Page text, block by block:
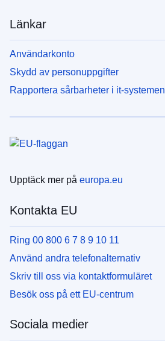
Länkar
Användarkonto
Skydd av personuppgifter
Rapportera sårbarheter i it-systemen
Upptäck mer på europa.eu
Kontakta EU
Ring 00 800 6 7 8 9 10 11
Använd andra telefonalternativ
Skriv till oss via kontaktformuläret
Besök oss på ett EU-centrum
Sociala medier